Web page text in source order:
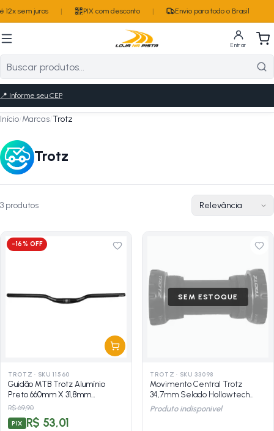
sem juros PIX com desconto Envio para todo o Brasil
Entrar
📍 Informe seu CEP
Início/Marcas/Trotz
Trotz
3 produtos
-16% OFF
TROTZ · SKU 11560
Guidão MTB Trotz Alumínio
Preto 660mm X 31,8mm
Expandido
R$ 69,90
PIX R$ 53,01
SEM ESTOQUE
TROTZ · SKU 33098
Movimento Central Trotz
34,7mm Selado Hollowtech
Integrado 68/73mm
Produto indisponivel